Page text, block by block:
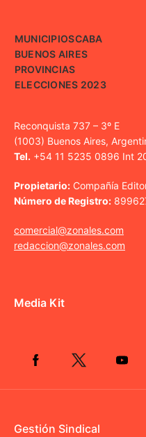
MUNICIPIOSCABA
BUENOS AIRES
PROVINCIAS
ELECCIONES 2023
Reconquista 737 – 3º E
(1003) Buenos Aires,
Tel. +54 11 5235 0896 Int
Propietario: Compañía
Número de Registro:
comercial@zonales.com
redaccion@zonales.com
Media Kit
Gestión Sindical